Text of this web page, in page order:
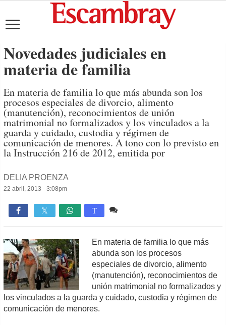
Novedades judiciales en
materia de familia
En materia de familia lo que más abunda son los
procesos especiales de divorcio, alimento
(manutención), reconocimientos de unión
matrimonial no formalizados y los vinculados a la
guarda y cuidado, custodia y régimen de
comunicación de menores. A tono con lo previsto en
la Instrucción 216 de 2012, emitida por
DELIA PROENZA
22 abril, 2013 - 3:08pm
 T
En materia de familia lo que más
abunda son los procesos
especiales de divorcio, alimento
(manutención), reconocimientos de
unión matrimonial no formalizados y
los vinculados a la guarda y cuidado, custodia y régimen de
comunicación de menores.